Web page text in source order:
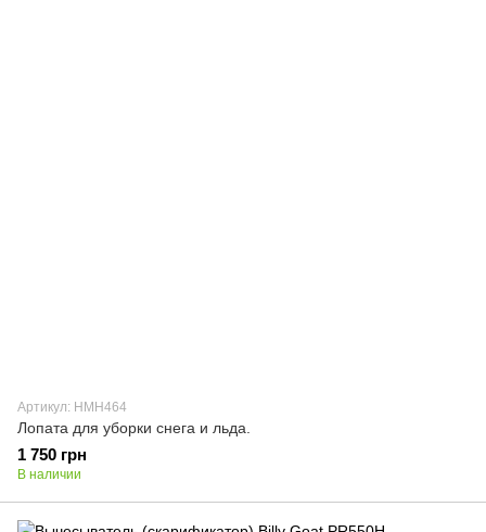
Артикул: HMH464
Лопата для уборки снега и льда.
1 750 грн
В наличии